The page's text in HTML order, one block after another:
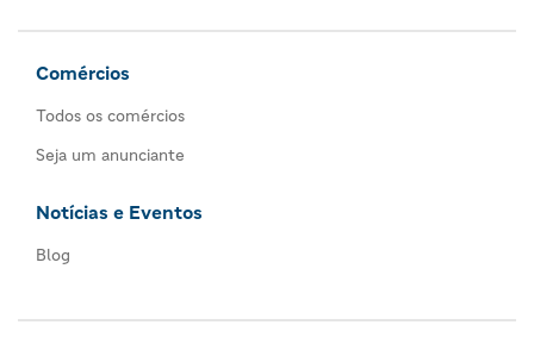
Comércios
Todos os comércios
Seja um anunciante
Notícias e Eventos
Blog